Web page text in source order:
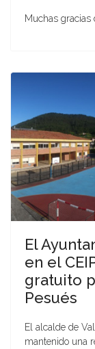
Muchas gracias
El
en el
gratuito
Pesués
El alcalde de
mantenido una